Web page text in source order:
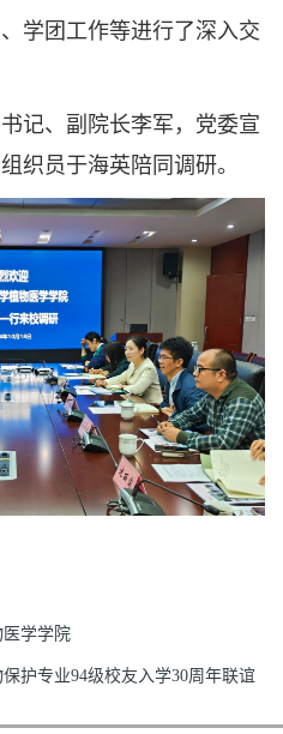
学团工作等进行了深入交
、副院长李军，党委宣
织员于海英陪同调研。
学学院
护专业94级校友入学30周年联谊